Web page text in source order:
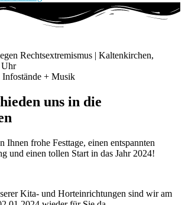
Rechtsextremismus | Kaltenkirchen,
Uhr
Infostände + Musik
uns in die
Ihnen frohe Festtage, einen entspannten
und einen tollen Start in das Jahr 2024!
Kita- und Horteinrichtungen sind wir am